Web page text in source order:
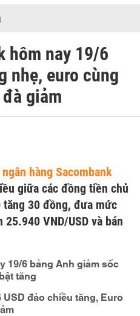
hôm nay 19/6
nhẹ, euro cùng
giảm
hàng Sacombank
giữa các đồng tiền chủ
tăng 30 đồng, đưa mức
VND/USD và bán
19/6 bảng Anh giảm sốc
tăng
USD đảo chiều tăng, Euro